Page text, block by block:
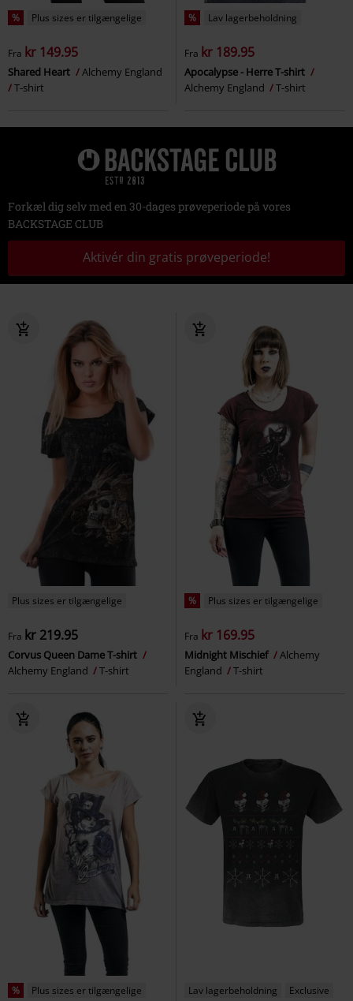
% Plus sizes er tilgængelige
Fra kr 149.95
Shared Heart
Alchemy England
T-shirt
% Lav lagerbeholdning
Fra kr 189.95
Apocalypse - Herre T-shirt
Alchemy England
T-shirt
Forkæl dig selv med en 30-dages prøveperiode på vores
BACKSTAGE CLUB
Aktivér din gratis prøveperiode!
Plus sizes er tilgængelige
Fra kr 219.95
Corvus Queen Dame T-shirt
Alchemy England
T-shirt
% Plus sizes er tilgængelige
Fra kr 169.95
Midnight Mischief
Alchemy
England
T-shirt
% Plus sizes er tilgængelige Lav lagerbeholdning
Exclusive